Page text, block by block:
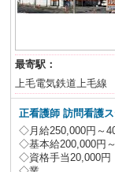
最寄駅：
上毛電気鉄道上毛
正看護師訪問看護
◇月給250,000円～
◇基本給200,000円～
◇資格手当20,000円